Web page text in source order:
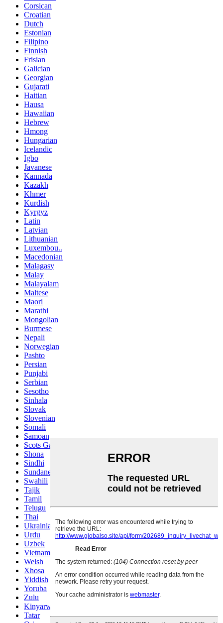
Corsican
Croatian
Dutch
Estonian
Filipino
Finnish
Frisian
Galician
Georgian
Gujarati
Haitian
Hausa
Hawaiian
Hebrew
Hmong
Hungarian
Icelandic
Igbo
Javanese
Kannada
Kazakh
Khmer
Kurdish
Kyrgyz
Latin
Latvian
Lithuanian
Luxembou..
Macedonian
Malagasy
Malay
Malayalam
Maltese
Maori
Marathi
Mongolian
Burmese
Nepali
Norwegian
Pashto
Persian
Punjabi
Serbian
Sesotho
Sinhala
Slovak
Slovenian
Somali
Samoan
Scots Gaelic
Shona
Sindhi
Sundanese
Swahili
Tajik
Tamil
Telugu
Thai
Ukrainian
Urdu
Uzbek
Vietnamese
Welsh
Xhosa
Yiddish
Yoruba
Zulu
Kinyarwanda
Tatar